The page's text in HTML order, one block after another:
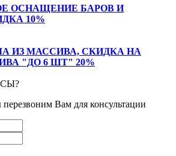
ОСНАЩЕНИЕ БАРОВ И
10%
ИЗ МАССИВА, СКИДКА НА
"ДО 6 ШТ" 20%
перезвоним Вам для консультации